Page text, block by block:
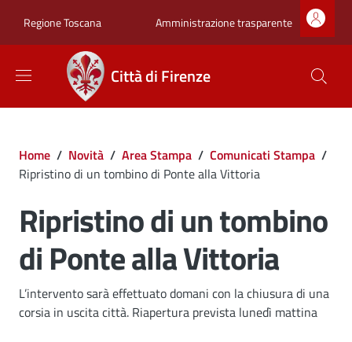
Regione Toscana Zona superiore
Amministrazione trasparente
Città di Firenze
Briciole di pane
Home / Novità / Area Stampa / Comunicati Stampa /
Ripristino di un tombino di Ponte alla Vittoria
Ripristino di un tombino
di Ponte alla Vittoria
Dettagli
L’intervento sarà effettuato domani con la chiusura di una
corsia in uscita città. Riapertura prevista lunedì mattina